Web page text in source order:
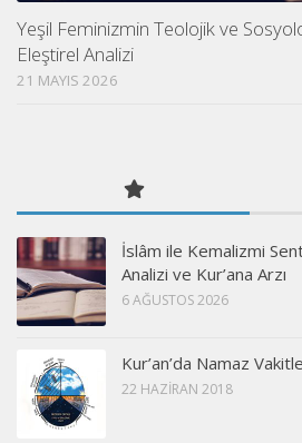
Yeşil Feminizmin Teolojik ve
Eleştirel Analizi
21 MAYIS 2026
İslâm ile Kemalizmi
Analizi ve Kur’ana Arzı
6 AĞUSTOS 2026
Kur’an’da Namaz
22 HAZIRAN 2018